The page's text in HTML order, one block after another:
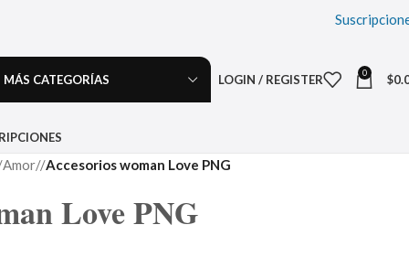
MÁS CATEGORÍAS LOGIN / REGISTER 0 $
Amor/ Accesorios woman Love PNG
Love PNG